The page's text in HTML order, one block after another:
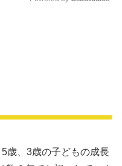
歳、3歳の子どもの成長